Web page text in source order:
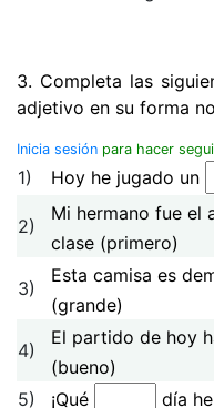
3. Completa las
adjetivo en su forma
Inicia sesión para hacer
1) Hoy he jugado un
2)
Mi hermano fue el
clase (primero)
3)
Esta camisa es
(grande)
4)
El partido de hoy
(bueno)
5)
¡Qué día